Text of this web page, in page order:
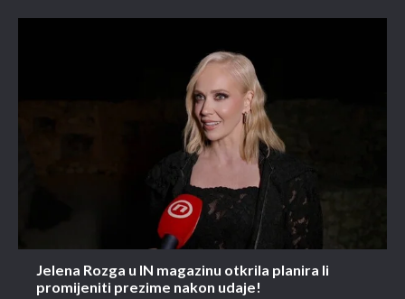
Jelena Rozga u IN magazinu otkrila planira li
promijeniti prezime nakon udaje!